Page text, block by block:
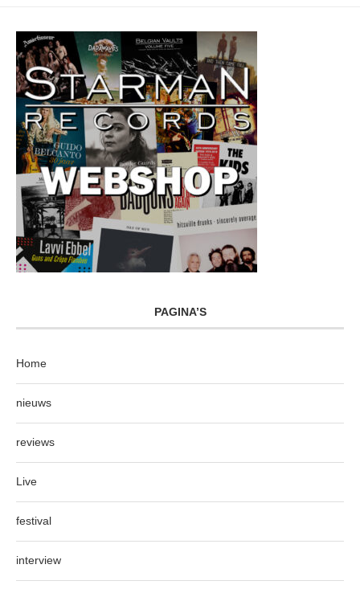
PAGINA’S
Home
nieuws
reviews
Live
festival
interview